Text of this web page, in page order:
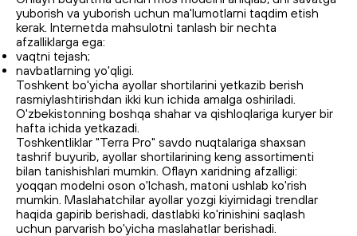
yuborish va yuborish uchun ma'lumotlarni taqdim etish
kerak. Internetda mahsulotni tanlash bir nechta
afzalliklarga ega:
vaqtni tejash;
navbatlarning yo'qligi.
Toshkent bo'yicha ayollar shortilarini yetkazib berish
rasmiylashtirishdan ikki kun ichida amalga oshiriladi.
O'zbekistonning boshqa shahar va qishloqlariga kuryer bir
hafta ichida yetkazadi.
Toshkentliklar "Terra Pro" savdo nuqtalariga shaxsan
tashrif buyurib, ayollar shortilarining keng assortimenti
bilan tanishishlari mumkin. Oflayn xaridning afzalligi:
yoqqan modelni oson o'lchash, matoni ushlab ko'rish
mumkin. Maslahatchilar ayollar yozgi kiyimidagi trendlar
haqida gapirib berishadi, dastlabki ko'rinishini saqlash
uchun parvarish bo'yicha maslahatlar berishadi.